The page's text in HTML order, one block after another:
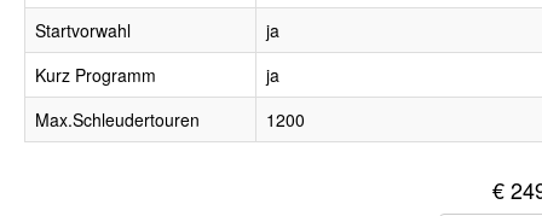
Startvorwahl
ja
Kurz Programm
ja
Max.Schleudertouren
1200
€